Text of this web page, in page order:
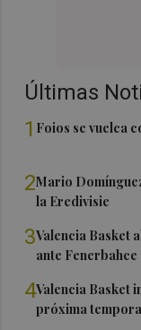
Últimas
1 Foios se vuelca
2Mario
la Eredivisie
3Valencia Basket
ante
4Valencia Basket
próxima